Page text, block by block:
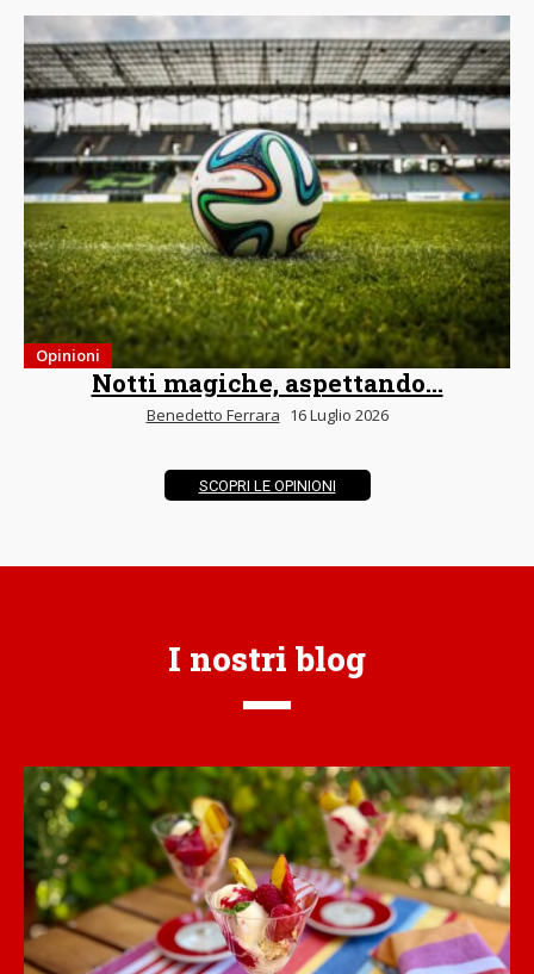
Opinioni
Notti magiche, aspettando…
Benedetto Ferrara 16 Luglio 2026
SCOPRI LE OPINIONI
I nostri blog